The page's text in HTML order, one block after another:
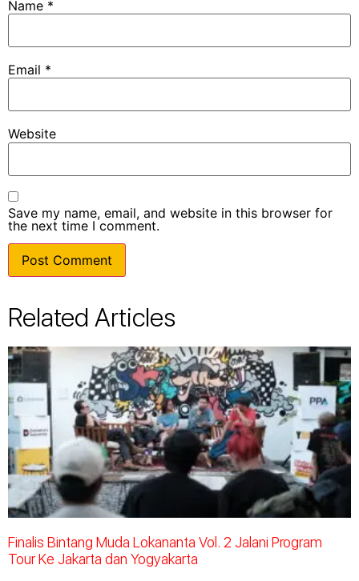
Name *
Email *
Website
Save my name, email, and website in this browser for
the next time I comment.
Related Articles
Finalis Bintang Muda Lokananta Vol. 2 Jalani Program
Tour Ke Jakarta dan Yogyakarta